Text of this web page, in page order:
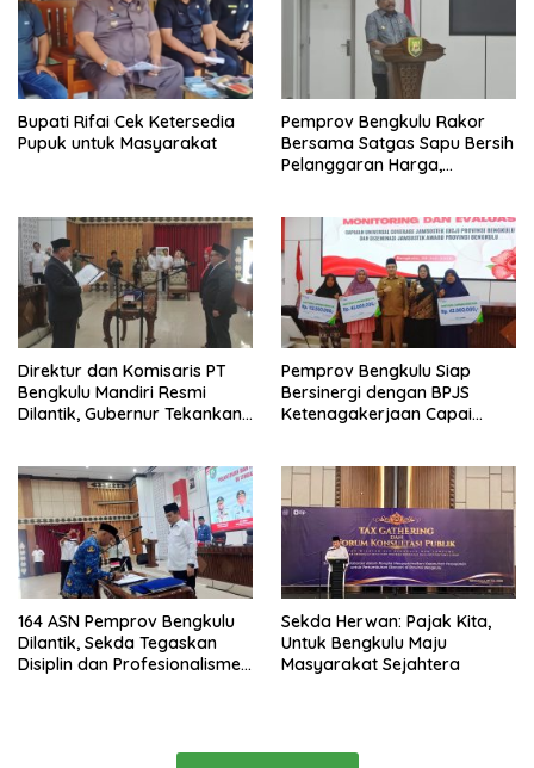
Bupati Rifai Cek Ketersedia
Pupuk untuk Masyarakat
Pemprov Bengkulu Rakor
Bersama Satgas Sapu Bersih
Pelanggaran Harga,
Masih Jadi Sorotan
Direktur dan Komisaris PT
Bengkulu Mandiri Resmi
Dilantik, Gubernur Tekankan
Pemprov Bengkulu Siap
Bersinergi dengan BPJS
Ketenagakerjaan Capai
164 ASN Pemprov Bengkulu
Dilantik, Sekda Tegaskan
Disiplin dan Profesionalisme
Sekda Herwan: Pajak Kita,
Untuk Bengkulu Maju
Masyarakat Sejahtera